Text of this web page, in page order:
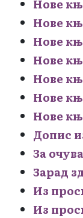
Нове
Нове
Нове
Нове
Нове
Нове
Нове
Допис
За
Зарад
Из
Из